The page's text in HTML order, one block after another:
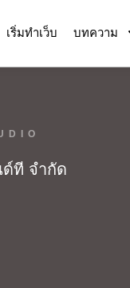
เริ่มทำเว็บ บทความ
ที จำกัด